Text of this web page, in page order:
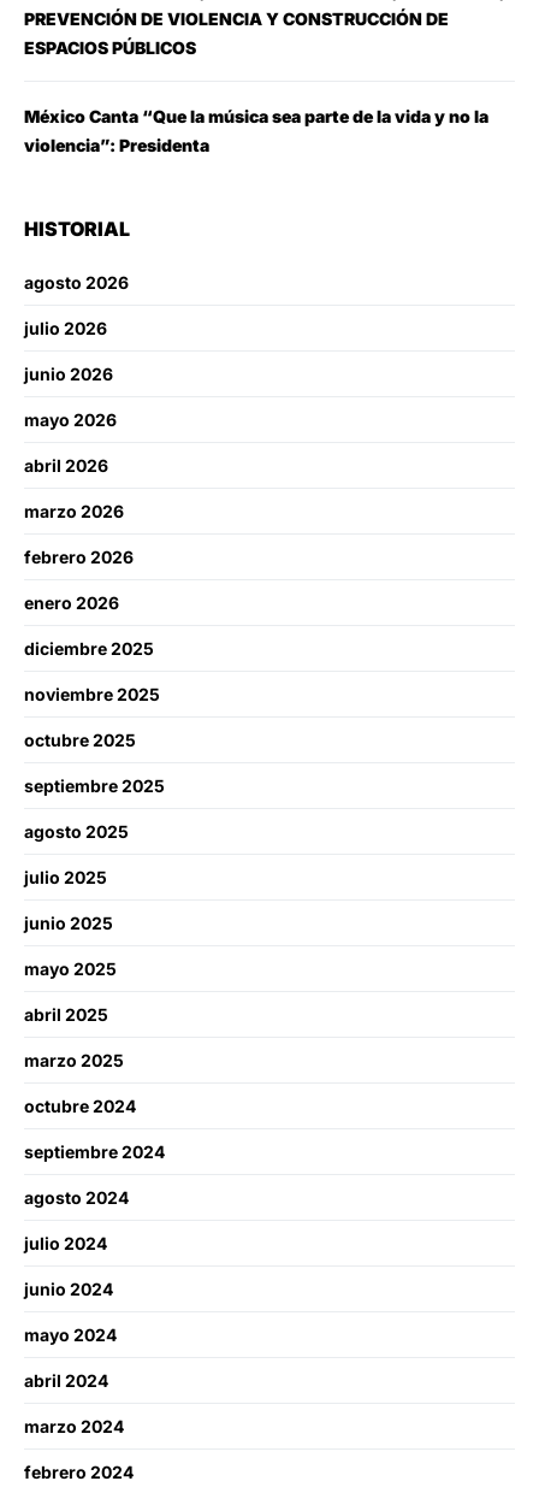
PREVENCIÓN DE VIOLENCIA Y CONSTRUCCIÓN DE
ESPACIOS PÚBLICOS
México Canta “Que la música sea parte de la vida y no la
violencia”: Presidenta
HISTORIAL
agosto 2026
julio 2026
junio 2026
mayo 2026
abril 2026
marzo 2026
febrero 2026
enero 2026
diciembre 2025
noviembre 2025
octubre 2025
septiembre 2025
agosto 2025
julio 2025
junio 2025
mayo 2025
abril 2025
marzo 2025
octubre 2024
septiembre 2024
agosto 2024
julio 2024
junio 2024
mayo 2024
abril 2024
marzo 2024
febrero 2024